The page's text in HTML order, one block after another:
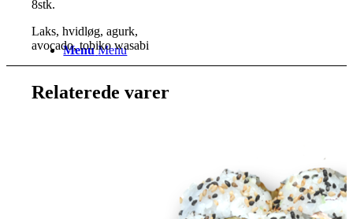
Menu Menu
8stk.
Laks, hvidløg, agurk,
avocado, tobiko wasabi
Relaterede varer